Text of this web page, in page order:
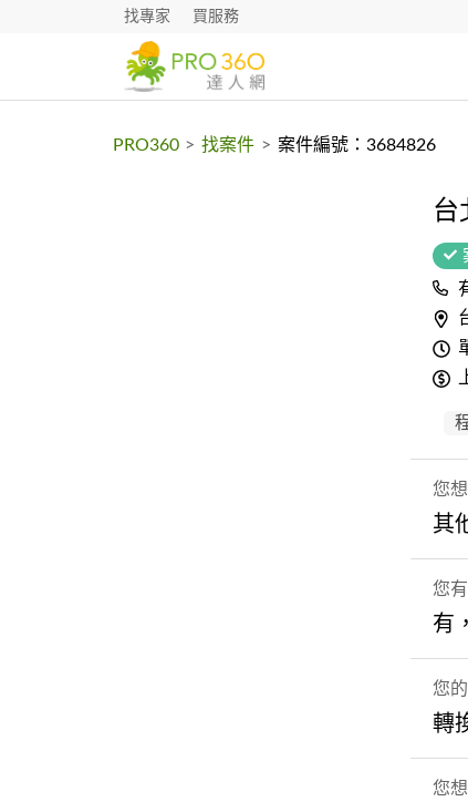
找專家 買服務
PRO360 > 找案件 > 案件編號：3684826
台
您
其
您
有
您
轉
您